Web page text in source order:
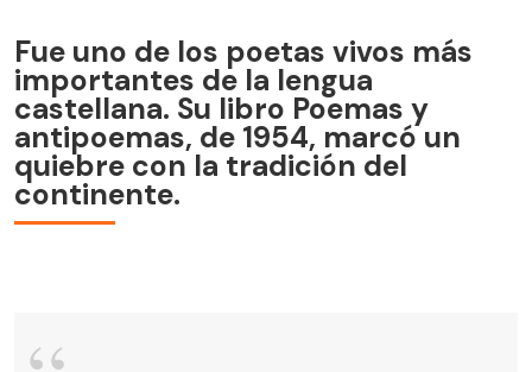
Fue uno de los poetas vivos más
importantes de la lengua
castellana. Su libro Poemas y
antipoemas, de 1954, marcó un
quiebre con la tradición del
continente.